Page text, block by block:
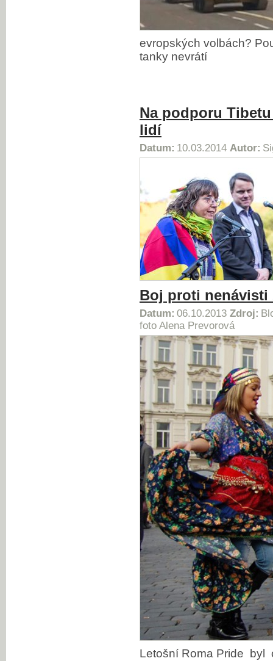
evropských volbách?
tanky nevrátí
Na podporu
lidí
Datum: 10.03.2014 Autor:
Boj proti nenávisti
Datum: 06.10.2013 Zdroj:
foto Alena Prevorová
Letošní Roma Pride byl